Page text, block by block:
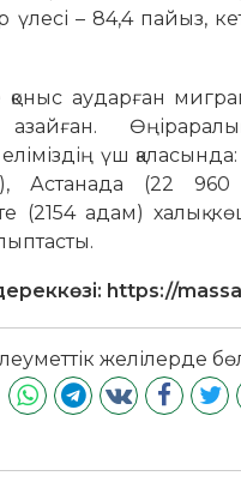
үлесі – 84,4 пайыз,
қоныс аударған
Өңіраралық
үш
Астанада (22
(2154 адам) халық
https://
желілерде